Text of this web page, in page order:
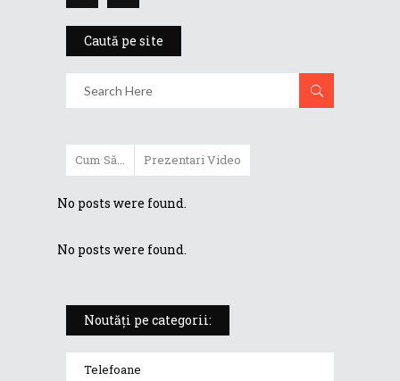
Caută pe site
Cum Să... Prezentari Video
No posts were found.
No posts were found.
Noutăți pe categorii:
Telefoane